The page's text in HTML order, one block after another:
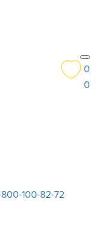
0
0
100-82-72